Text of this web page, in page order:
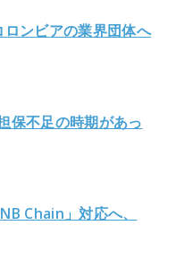
ンビアの業界団体へ
保不足の時期があっ
Chain」対応へ、